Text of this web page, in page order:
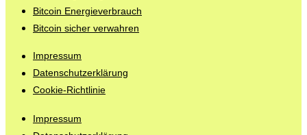
Bitcoin Energieverbrauch
Bitcoin sicher verwahren
Impressum
Datenschutzerklärung
Cookie-Richtlinie
Impressum